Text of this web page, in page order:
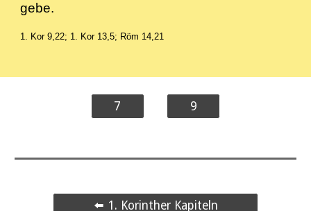
gebe.
1. Kor 9,22; 1. Kor 13,5; Röm 14,21
7 9
⬅️ 1. Korinther Kapiteln